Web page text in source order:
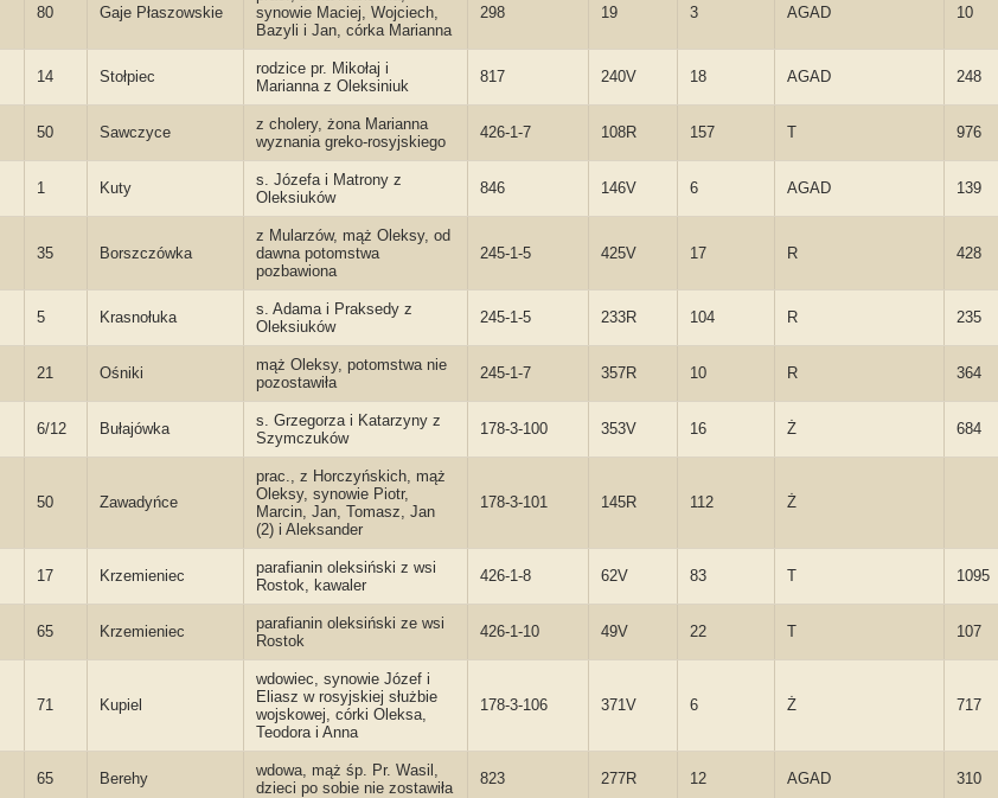
80 Gaje Płaszowskie
synowie Maciej, Wojciech,
Bazyli i Jan, córka Marianna
298 19 3 AGAD 10
14 Stołpiec
rodzice pr. Mikołaj i
Marianna z Oleksiniuk
817 240V 18 AGAD 248
50 Sawczyce
z cholery, żona Marianna
wyznania greko-rosyjskiego
426-1-7 108R 157 T 976
1 Kuty
s. Józefa i Matrony z
Oleksiuków
846 146V 6 AGAD 139
35 Borszczówka
z Mularzów, mąż Oleksy, od
dawna potomstwa
pozbawiona
245-1-5 425V 17 R 428
5 Krasnołuka
s. Adama i Praksedy z
Oleksiuków
245-1-5 233R 104 R 235
21 Ośniki
mąż Oleksy, potomstwa nie
pozostawiła
245-1-7 357R 10 R 364
6/12 Bułajówka
s. Grzegorza i Katarzyny z
Szymczuków
178-3-100 353V 16 Ż 684
50 Zawadyńce
prac., z Horczyńskich, mąż
Oleksy, synowie Piotr,
Marcin, Jan, Tomasz, Jan
(2) i Aleksander
178-3-101 145R 112 Ż
17 Krzemieniec
parafianin oleksiński z wsi
Rostok, kawaler
426-1-8 62V 83 T 1095
65 Krzemieniec
parafianin oleksiński ze wsi
Rostok
426-1-10 49V 22 T 107
71 Kupiel
wdowiec, synowie Józef i
Eliasz w rosyjskiej służbie
wojskowej, córki Oleksa,
Teodora i Anna
178-3-106 371V 6 Ż 717
65 Berehy
wdowa, mąż śp. Pr. Wasil,
dzieci po sobie nie zostawiła
823 277R 12 AGAD 310